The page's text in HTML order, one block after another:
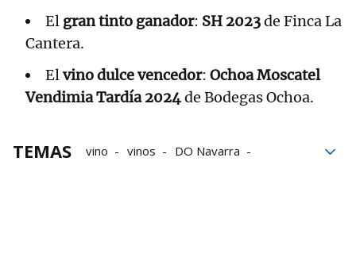
El gran tinto ganador: SH 2023de Finca La
Cantera.
Elvino dulce vencedor: Ochoa Moscatel
Vendimia Tardía 2024de Bodegas Ochoa.
TEMAS vino vinos
DO Navarra